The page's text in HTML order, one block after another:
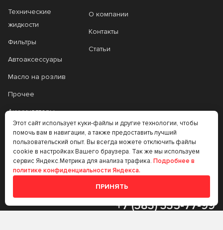
Технические
жидкости
Фильтры
Автоаксессуары
Масло на розлив
Прочее
Аккумуляторы
Трансмиссионные
масла
Аккумуляторы
О компании
Контакты
Статьи
+7 (383) 335-77-99
Этот сайт использует куки-файлы и другие технологии, чтобы
помочь вам в навигации, а также предоставить лучший
пользовательский опыт. Вы всегда можете отключить файлы
cookie в настройках Вашего браузера. Так же мы используем
сервис Яндекс.Метрика для анализа трафика. Подробнее в
политике конфиденциальности Яндекса.
ПРИНЯТЬ